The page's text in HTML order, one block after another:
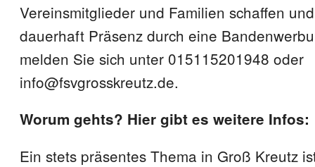
Vereinsmitglieder und Familien schaffen
dauerhaft Präsenz durch eine
melden Sie sich unter 015115201948 oder
info@fsvgrosskreutz.de.
Worum gehts? Hier gibt es weitere Infos:
Ein stets präsentes Thema in Groß Kreutz